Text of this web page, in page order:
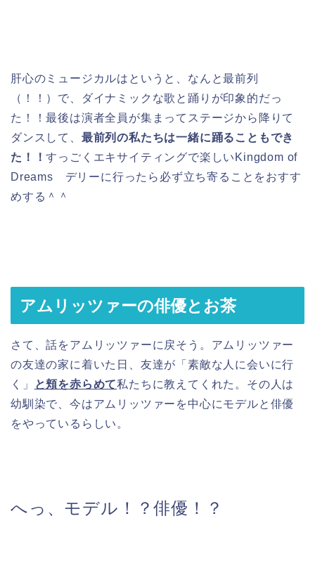
肝心のミュージカルはというと、なんと最前列
（！！）で、ダイナミックな歌と踊りが印象的だっ
た！！最後は演者全員が集まってステージから降りて
ダンスして、 最前列の私たちは一緒に踊ることもでき
た！！すっごくエキサイティングで楽しいKingdom of
Dreams デリーに行ったら必ず立ち寄ることをおすす
めする＾＾
アムリッツァーの俳優とお茶
さて、話をアムリッツァーに戻そう。アムリッツァー
の友達の家に着いた日、友達が「素敵な人に会いに行
く」
と頬を赤らめて私たちに教えてくれた。その人は
幼馴染で、今はアムリッツァーを中心にモデルと俳優
をやっているらしい。
へっ、モデル！？俳優！？